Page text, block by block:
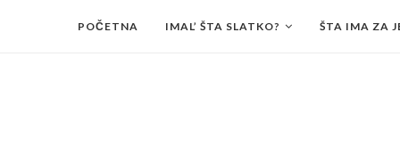
POČETNA IMAL’ ŠTA SLATKO? ŠTA IMA ZA